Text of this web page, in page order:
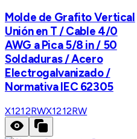
Molde de Grafito Vertical
Unión en T / Cable 4/0
AWG a Pica 5/8 in / 50
Soldaduras / Acero
Electrogalvanizado /
Normativa IEC 62305
X1212RWX1212RW